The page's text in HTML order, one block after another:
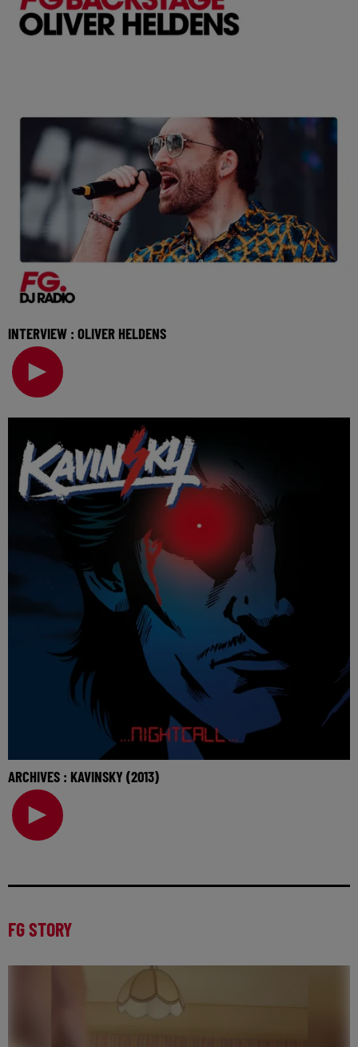
INTERVIEW : OLIVER HELDENS
Invité de l'Happy Hour, Oliver Heldens vient nous parler de
son nouveau single et de son programme p
ARCHIVES : KAVINSKY (2013)
🎧 Ecoutez Radio FG sur http://www.radiofg.com 📱 et sur
l’Application FG (IOS https://urlz.fr/hhZx
FG STORY